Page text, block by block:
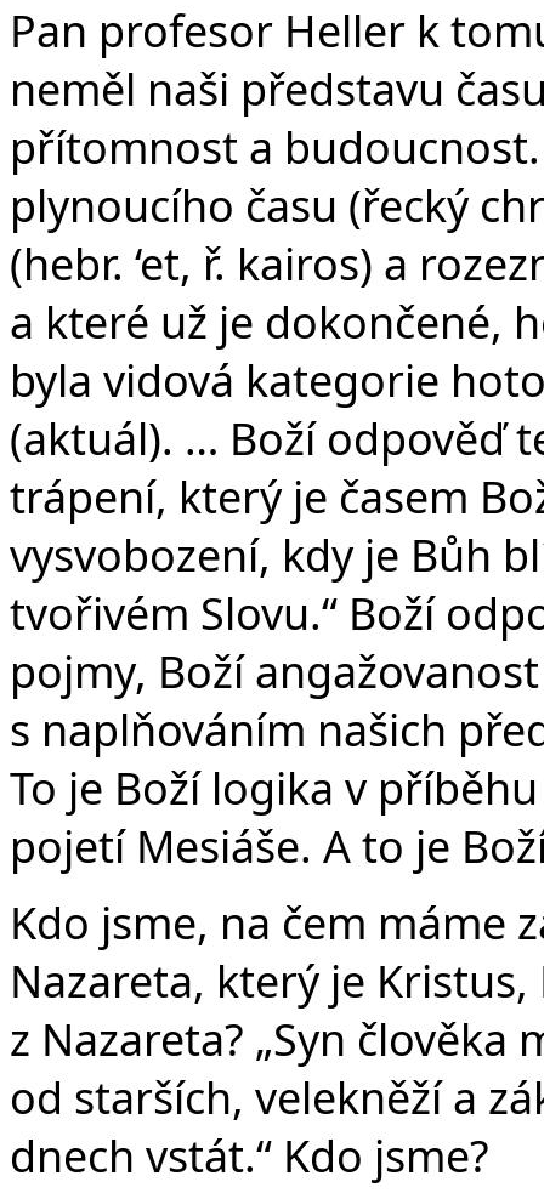
Pan profesor Heller k
neměl naši představu
přítomnost a
plynoucího času (řecký
(hebr. ‘et, ř. kairos) a
a které už je dokončené,
byla vidová kategorie
(aktuál). … Boží odpověď
trápení, který je časem
vysvobození, kdy je Bůh
tvořivém Slovu.“ Boží
pojmy, Boží
s naplňováním našich
To je Boží logika v
pojetí Mesiáše. A to je
Kdo jsme, na čem máme
Nazareta, který je Kristus,
z Nazareta? „Syn
od starších, velekněží a
dnech vstát.“ Kdo jsme?